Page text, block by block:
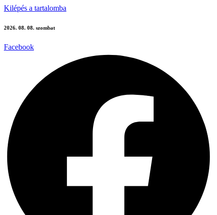
Kilépés a tartalomba
2026. 08. 08. szombat
Facebook